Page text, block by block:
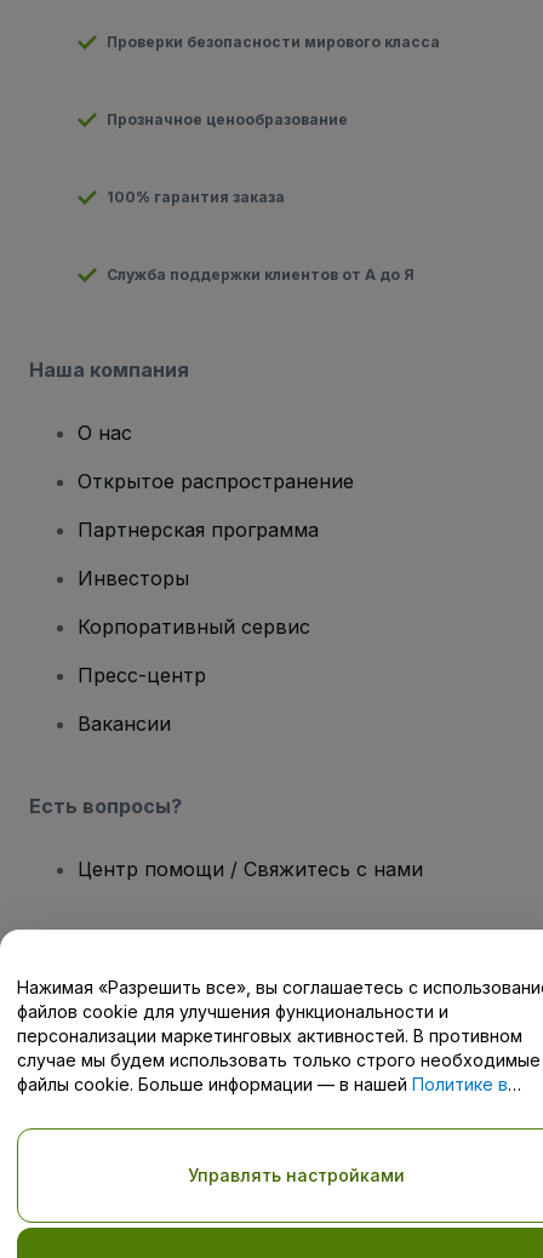
Проверки безопасности мирового класса
Прозначное ценообразование
100% гарантия заказа
Служба поддержки клиентов от А до Я
Наша компания
О нас
Открытое распространение
Партнерская программа
Инвесторы
Корпоративный сервис
Пресс-центр
Вакансии
Есть вопросы?
Центр помощи / Свяжитесь с нами
Авторские права © viagogo GmbH 2026 Сведения о компании
Использование данного веб-сайта означает принятие
и положений, а такжеПолитики конфиденциальности,
Политики в отношении файлов cookie, иПолитики
конфиденциальности для мобильных устройств
настройки конфиденциальности
Нажимая «Разрешить все», вы соглашаетесь с
файлов cookie для улучшения функциональности и
персонализации маркетинговых активностей. В противном
случае мы будем использовать только строго необходимые
файлы cookie. Больше информации — в нашей Политике в
Управлять настройками